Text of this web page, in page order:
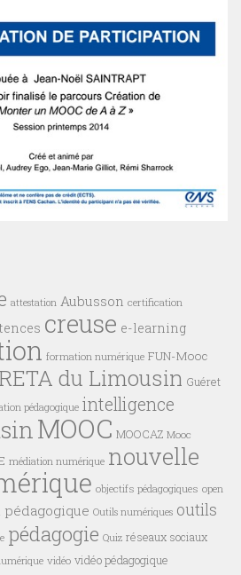
attestation Aubusson certification
creuse e-learning
formation numérique FUN-Mooc
du Limousin Guéret
pédagogique intelligence
MOOC MOOCAZ Mooc
médiation numérique nouvelle
objectifs pédagogiques open
Outils numériques outils
pédagogie Quiz réseaux sociaux
vidéo vidéo pédagogique